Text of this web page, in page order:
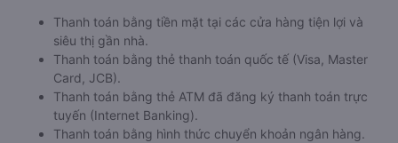
Thanh toán bằng tiền mặt tại các cửa hàng tiện lợi và
siêu thị gần nhà.
Thanh toán bằng thẻ thanh toán quốc tế (Visa, Master
Card, JCB).
Thanh toán bằng thẻ ATM đã đăng ký thanh toán trực
tuyến (Internet Banking).
Thanh toán bằng hình thức chuyển khoản ngân hàng.